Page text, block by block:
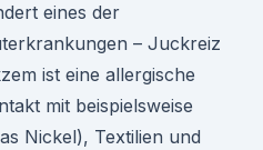
eines der
– Juckreiz
ist eine allergische
mit beispielsweise
Nickel), Textilien und